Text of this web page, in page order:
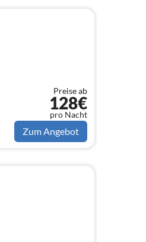
Preise ab
128€
pro Nacht
Zum Angebot